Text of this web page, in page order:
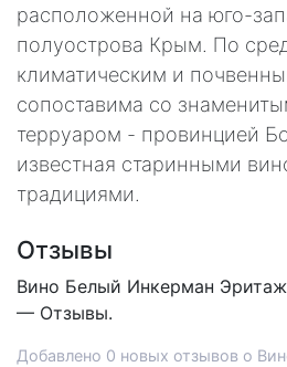
расположенной на юго-
полуострова Крым. По
климатическим и
сопоставима со
терруаром - провинцией
известная старинными
традициями.
Отзывы
Вино Белый Инкерман
— Отзывы.
Добавлено 0 новых отзывов о